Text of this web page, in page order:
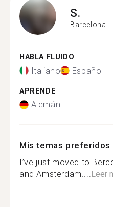
S.
Barcelona
HABLA FLUIDO
Italiano Español
APRENDE
Alemán
Mis temas preferidos
I’ve just moved to
and Amsterdam....Leer